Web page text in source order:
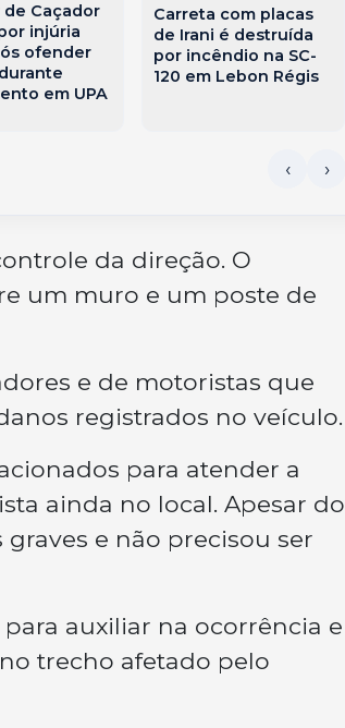
de Caçador
injúria
ofender
em UPA
Carreta com placas
de Irani é destruída
por incêndio na SC-
120 em Lebon Régis
da direção. O
um muro e um poste de
e de motoristas que
registrados no veículo.
para atender a
ainda no local. Apesar do
e não precisou ser
auxiliar na ocorrência e
trecho afetado pelo